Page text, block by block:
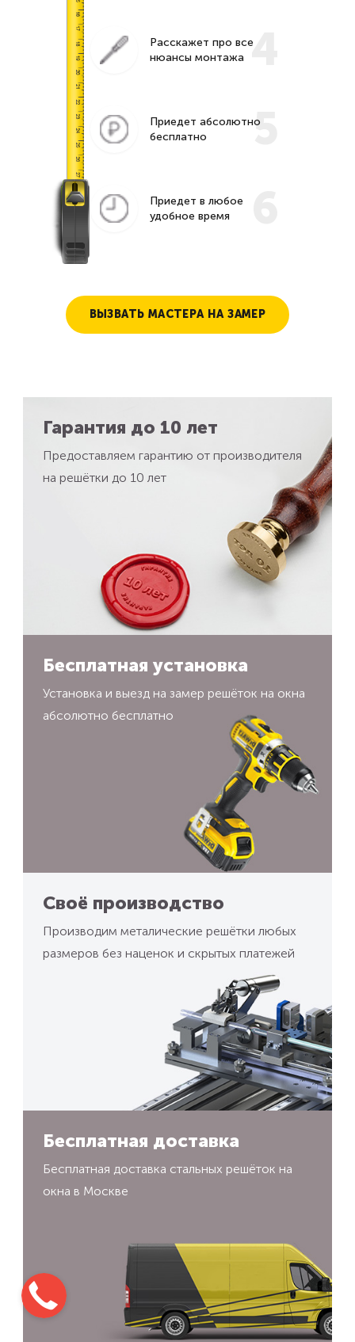
4
Расскажет про все
нюансы монтажа
5
Приедет абсолютно
бесплатно
Приедет в любое
удобное время
ВЫЗВАТЬ МАСТЕРА НА ЗАМЕР
Гарантия до 10 лет
Предоставляем гарантию от производителя
на решётки до 10 лет
Бесплатная установка
Установка и выезд на замер решёток на окна
абсолютно бесплатно
Своё производство
Производим металические решётки любых
размеров без наценок и скрытых платежей
Бесплатная доставка
Бесплатная доставка стальных решёток на
окна в Москве